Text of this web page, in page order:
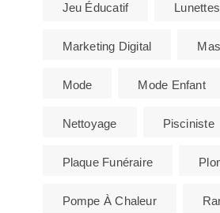
Jeu Éducatif
Marketing Digital
Mode Mode Enfant
Nettoyage Pisciniste
Plaque Funéraire
Pompe À Chaleur